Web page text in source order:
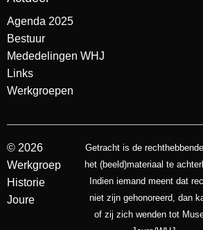
Agenda 2025
Bestuur
Mededelingen WHJ
Links
Werkgroepen
© 2026
Werkgroep
Historie
Joure
Getracht is de
het (beeld)materiaal te
Indien iemand meent dat
niet zijn gehonoreerd, dan
of zij zich wenden tot